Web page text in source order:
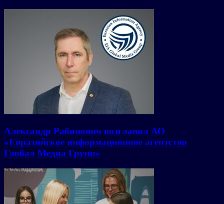
Александр Рабинович возглавил АО
«Евразийское информационное агентство
Глобал Медиа Групп»